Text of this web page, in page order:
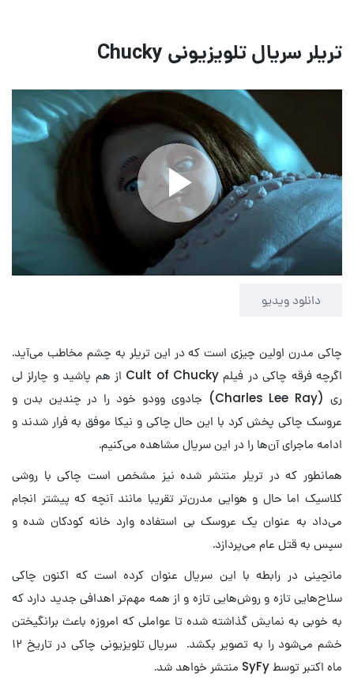
تریلر سریال تلویزیونی Chucky
Play
دانلود ویدیو
چاکی مدرن اولین چیزی است که در این تریلر به چشم مخاطب می‌آید.
اگرچه فرقه چاکی در فیلم Cult of Chucky از هم پاشید و چارلز لی
ری (Charles Lee Ray) جادوی وودو خود را در چندین بدن و
عروسک چاکی پخش کرد با این حال چاکی و نیکا موفق به فرار شدند و
ادامه ماجرای آن‌ها را در این سریال مشاهده می‌کنیم.
همانطور که در تریلر منتشر شده نیز مشخص است چاکی با روشی
کلاسیک اما حال و هوایی مدرن‌تر تقریبا مانند آنچه که پیشتر انجام
می‌داد به عنوان یک عروسک بی استفاده وارد خانه کودکان شده و
سپس به قتل عام می‌پردازد.
مانچینی در رابطه با این سریال عنوان کرده است که اکنون چاکی
سلاح‌هایی تازه و روش‌هایی تازه و از همه مهم‌تر اهدافی جدید دارد که
به خوبی به نمایش گذاشته شده تا عواملی که امروزه باعث برانگیختن
خشم می‌شود را به تصویر بکشد. سریال تلویزیونی چاکی در تاریخ ۱۲
ماه اکتبر توسط SyFy منتشر خواهد شد.